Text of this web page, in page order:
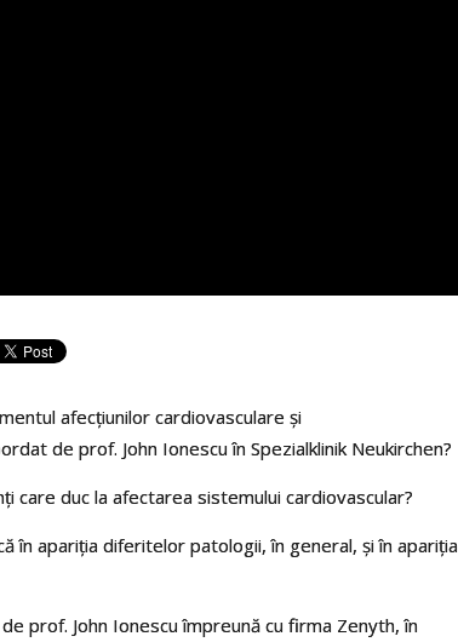
afecțiunilor cardiovasculare și
de prof. John Ionescu în Spezialklinik Neukirchen?
care duc la afectarea sistemului cardiovascular?
în apariția diferitelor patologii, în general, și în apariția
prof. John Ionescu împreună cu firma Zenyth, în